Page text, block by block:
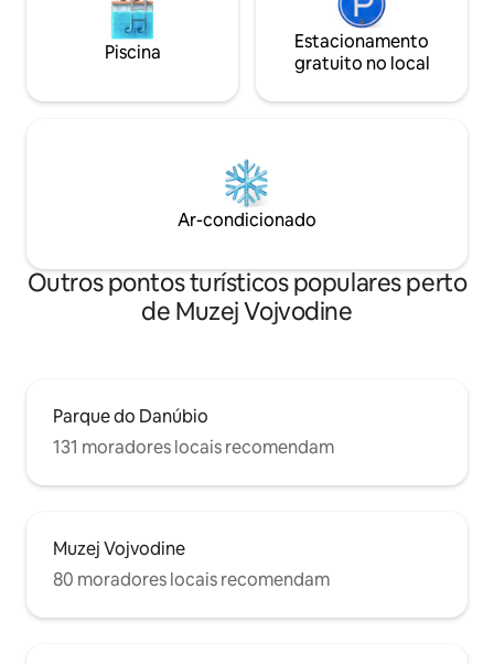
Piscina
Estacionamento
gratuito no local
Ar-condicionado
Outros pontos turísticos populares perto
de Muzej Vojvodine
Parque do Danúbio
131 moradores locais recomendam
Muzej Vojvodine
80 moradores locais recomendam